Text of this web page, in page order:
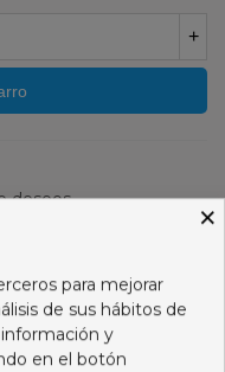
+
deseos ×
para mejorar
de sus hábitos de
y
en el botón